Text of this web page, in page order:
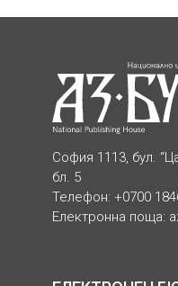
София 1113, бул.
бл. 5
Телефон: +0700
Електронна поща: